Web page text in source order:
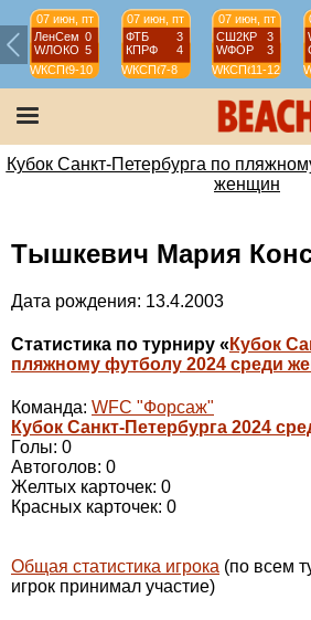
07 июн, пт
ЛенСем 0
WЛОКО 5
WКСПб9-10
07 июн, пт
ФТБ
3
КПРФ
4
WКСПб7-8
07 июн, пт
СШ2КР
3
WФОР
3
WКСПб11-12
Кубок Санкт-Петербурга по
женщин
Тышкевич Мария
Дата рождения: 13.4.2003
Статистика по турниру « Кубок
пляжному футболу 2024 среди
Команда: WFC "Форсаж"
Кубок Санкт-Петербурга 2024
Голы: 0
Автоголов: 0
Желтых карточек: 0
Красных карточек: 0
Общая статистика игрока (по всем
игрок принимал участие)